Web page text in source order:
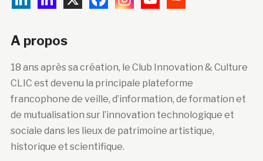
A propos
18 ans après sa création, le Club Innovation & Culture
CLIC est devenu la principale plateforme
francophone de veille, d’information, de formation et
de mutualisation sur l’innovation technologique et
sociale dans les lieux de patrimoine artistique,
historique et scientifique.